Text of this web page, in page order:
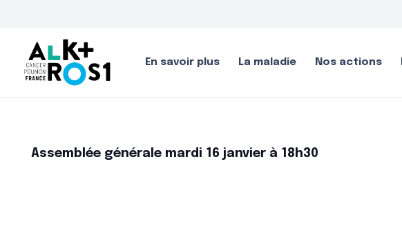
En savoir plus La maladie Nos actions
Assemblée générale mardi 16 janvier à 18h30